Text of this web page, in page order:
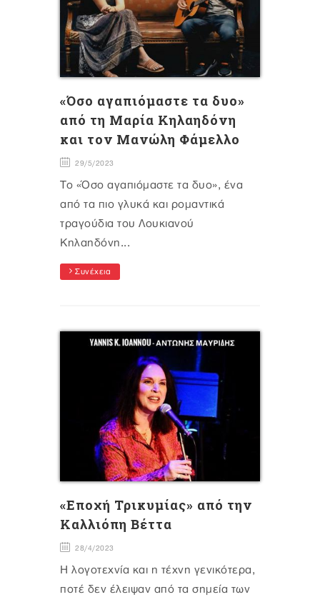
«Όσο αγαπιόμαστε τα δυο»
από τη Μαρία Κηλαηδόνη
και τον Μανώλη Φάμελλο
29/5/2023
Το «Όσο αγαπιόμαστε τα δυο», ένα
από τα πιο γλυκά και ρομαντικά
τραγούδια του Λουκιανού
Κηλαηδόνη...
Συνέχεια
«Εποχή Τρικυμίας» από την
Καλλιόπη Βέττα
28/4/2023
Η λογοτεχνία και η τέχνη γενικότερα,
ποτέ δεν έλειψαν από τα σημεία των